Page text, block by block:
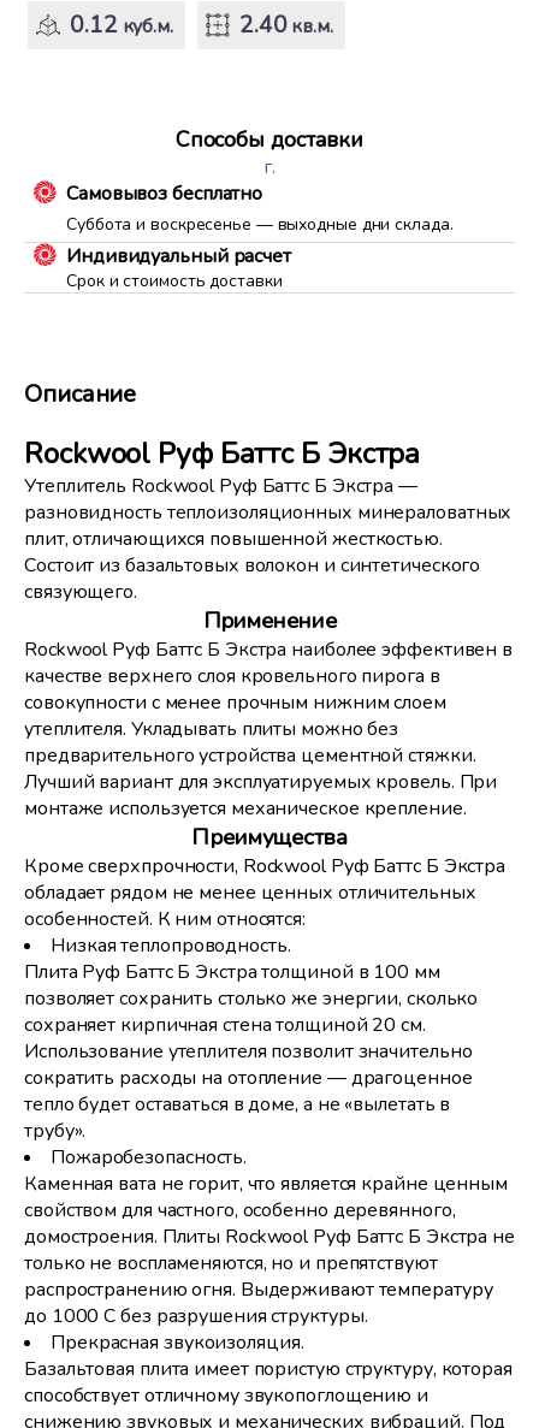
0.12куб.м. 2.40кв.м.
Способы доставки
г.
Самовывоз бесплатно
Суббота и воскресенье — выходные дни склада.
Индивидуальный расчет
Срок и стоимость доставки
Описание
Rockwool Руф Баттс Б Экстра
Утеплитель Rockwool Руф Баттс Б Экстра —
разновидность теплоизоляционных минераловатных
плит, отличающихся повышенной жесткостью.
Состоит из базальтовых волокон и синтетического
связующего.
Применение
Rockwool Руф Баттс Б Экстра наиболее эффективен в
качестве верхнего слоя кровельного пирога в
совокупности с менее прочным нижним слоем
утеплителя. Укладывать плиты можно без
предварительного устройства цементной стяжки.
Лучший вариант для эксплуатируемых кровель. При
монтаже используется механическое крепление.
Преимущества
Кроме сверхпрочности, Rockwool Руф Баттс Б Экстра
обладает рядом не менее ценных отличительных
особенностей. К ним относятся:
Низкая теплопроводность.
Плита Руф Баттс Б Экстра толщиной в 100 мм
позволяет сохранить столько же энергии, сколько
сохраняет кирпичная стена толщиной 20 см.
Использование утеплителя позволит значительно
сократить расходы на отопление — драгоценное
тепло будет оставаться в доме, а не «вылетать в
трубу».
Пожаробезопасность.
Каменная вата не горит, что является крайне ценным
свойством для частного, особенно деревянного,
домостроения. Плиты Rockwool Руф Баттс Б Экстра не
только не воспламеняются, но и препятствуют
распространению огня. Выдерживают температуру
до 1000 С без разрушения структуры.
Прекрасная звукоизоляция.
Базальтовая плита имеет пористую структуру, которая
способствует отличному звукопоглощению и
снижению звуковых и механических вибраций. Под